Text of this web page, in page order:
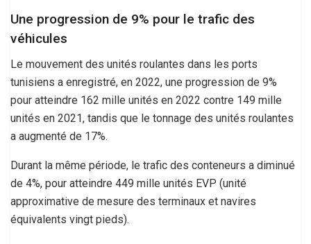
Une progression de 9% pour le trafic des
véhicules
Le mouvement des unités roulantes dans les ports
tunisiens a enregistré, en 2022, une progression de 9%
pour atteindre 162 mille unités en 2022 contre 149 mille
unités en 2021, tandis que le tonnage des unités roulantes
a augmenté de 17%.
Durant la même période, le trafic des conteneurs a diminué
de 4%, pour atteindre 449 mille unités EVP (unité
approximative de mesure des terminaux et navires
équivalents vingt pieds).